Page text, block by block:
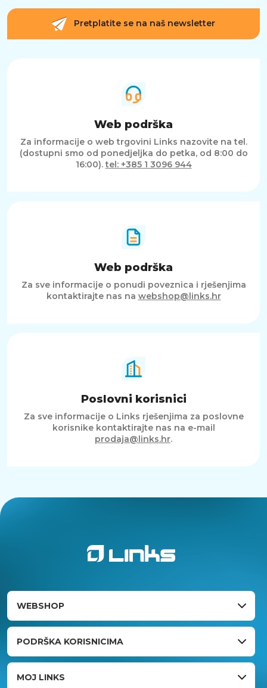
Pretplatite se na naš newsletter
Web podrška
Za informacije o web trgovini Links nazovite na tel.
(dostupni smo od ponedjeljka do petka, od 8:00 do
16:00).tel: +385 1 3096 944
Web podrška
Za sve informacije o ponudi poveznica i rješenjima
kontaktirajte nas na webshop@links.hr
Poslovni korisnici
Za sve informacije o Links rješenjima za poslovne
korisnike kontaktirajte nas na e-mail
prodaja@links.hr.
WEBSHOP
PODRŠKA KORISNICIMA
MOJ LINKS